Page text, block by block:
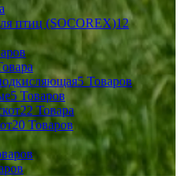
птиц (SOCOREX)12
5 Товаров
5 Товаров
22 Товара
20 Товаров